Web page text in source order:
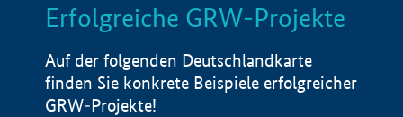
LISTE Info
Erfolgreiche GRW-Projekte
Auf der folgenden Deutschlandkarte
finden Sie konkrete Beispiele erfolgreicher
GRW-Projekte!